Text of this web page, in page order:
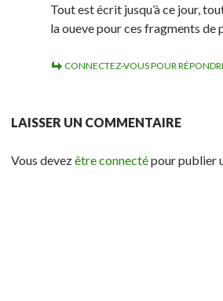
Tout est écrit jusqu’à ce jour,
la oueve pour ces fragments de
CONNECTEZ-VOUS POUR
LAISSER UN COMMENTAIRE
Vous devezêtre connectépour publier